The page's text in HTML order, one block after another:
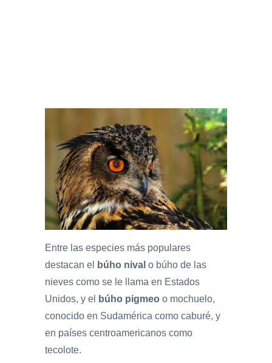
Entre las especies más populares
destacan el
búho nival o búho de las
nieves como se le llama en Estados
Unidos, y el
búho pigmeo o mochuelo,
conocido en Sudamérica como caburé, y
en países centroamericanos como
tecolote.